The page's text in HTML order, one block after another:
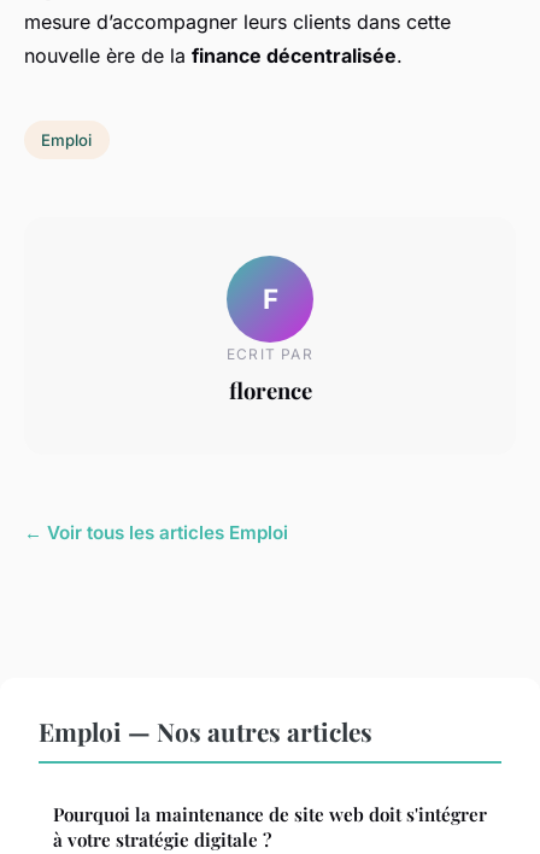
mesure d’accompagner leurs clients dans cette
nouvelle ère de la finance décentralisée.
Emploi
F
ECRIT PAR
florence
← Voir tous les articles Emploi
Emploi — Nos autres articles
Pourquoi la maintenance de site web doit s'intégrer
à votre stratégie digitale ?